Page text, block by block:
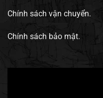
Chính sách vận chuyển.
Chính sách bảo mật.